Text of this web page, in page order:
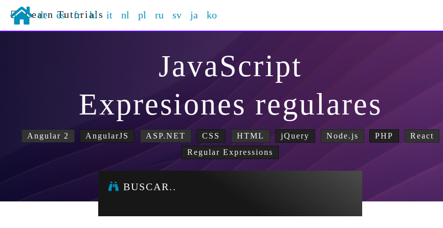
Learn Tutorials
de es fr hi it nl pl ru sv ja ko
JavaScript
Expresiones regulares
Angular 2 AngularJS ASP.NET CSS HTML jQuery Node.js PHP
React
Regular Expressions
BUSCAR..